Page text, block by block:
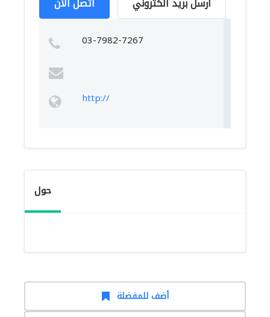
03-7982-7267
http://
حول
أضف للمفضلة